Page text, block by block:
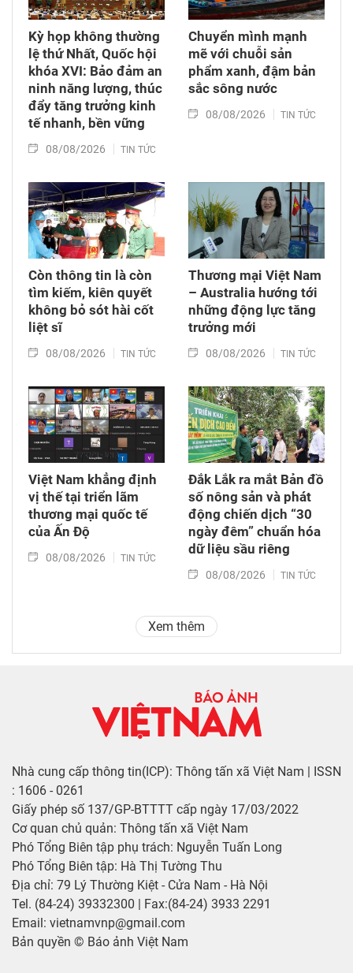
bỏ lại với hậu quả của cuộc chiến mình chưa
từng trải qua.
Kỳ họp không thường
lệ thứ Nhất, Quốc hội
khóa XVI: Bảo đảm an
ninh năng lượng, thúc
đẩy tăng trưởng kinh
tế nhanh, bền vững
08/08/2026 TIN TỨC
Chuyển mình mạnh
mẽ với chuỗi sản
phẩm xanh, đậm bản
sắc sông nước
08/08/2026 TIN TỨC
Còn thông tin là còn
tìm kiếm, kiên quyết
không bỏ sót hài cốt
liệt sĩ
08/08/2026 TIN TỨC
Thương mại Việt Nam
– Australia hướng tới
những động lực tăng
trưởng mới
08/08/2026 TIN TỨC
Việt Nam khẳng định
vị thế tại triển lãm
thương mại quốc tế
của Ấn Độ
08/08/2026 TIN TỨC
Đắk Lắk ra mắt Bản đồ
số nông sản và phát
động chiến dịch “30
ngày đêm” chuẩn hóa
dữ liệu sầu riêng
08/08/2026 TIN TỨC
Xem thêm
Nhà cung cấp thông tin(ICP): Thông tấn xã Việt Nam | ISSN
: 1606 - 0261
Giấy phép số 137/GP-BTTTT cấp ngày 17/03/2022
Cơ quan chủ quản: Thông tấn xã Việt Nam
Phó Tổng Biên tập phụ trách: Nguyễn Tuấn Long
Phó Tổng Biên tập: Hà Thị Tường Thu
Địa chỉ: 79 Lý Thường Kiệt - Cửa Nam - Hà Nội
Tel. (84-24) 39332300 | Fax:(84-24) 3933 2291
Email: vietnamvnp@gmail.com
Bản quyền © Báo ảnh Việt Nam